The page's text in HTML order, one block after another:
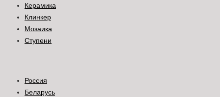
Керамика
Клинкер
Мозаика
Ступени
Россия
Беларусь